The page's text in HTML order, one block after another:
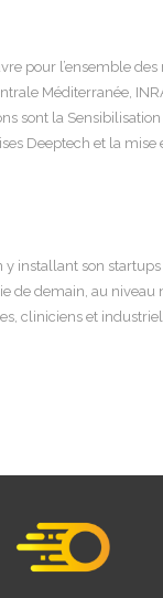
pour l’ensemble
Méditerranée,
sont la
Deeptech et la
installant son
demain, au niveau
cliniciens et